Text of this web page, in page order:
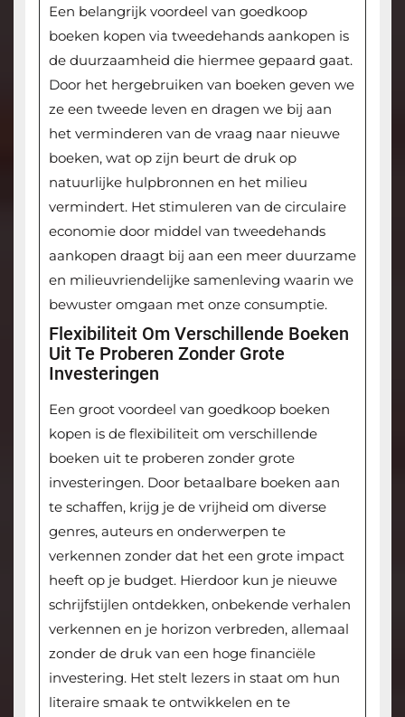
Een belangrijk voordeel van goedkoop
boeken kopen via tweedehands aankopen is
de duurzaamheid die hiermee gepaard gaat.
Door het hergebruiken van boeken geven we
ze een tweede leven en dragen we bij aan
het verminderen van de vraag naar nieuwe
boeken, wat op zijn beurt de druk op
natuurlijke hulpbronnen en het milieu
vermindert. Het stimuleren van de circulaire
economie door middel van tweedehands
aankopen draagt bij aan een meer duurzame
en milieuvriendelijke samenleving waarin we
bewuster omgaan met onze consumptie.
Flexibiliteit Om Verschillende Boeken
Uit Te Proberen Zonder Grote
Investeringen
Een groot voordeel van goedkoop boeken
kopen is de flexibiliteit om verschillende
boeken uit te proberen zonder grote
investeringen. Door betaalbare boeken aan
te schaffen, krijg je de vrijheid om diverse
genres, auteurs en onderwerpen te
verkennen zonder dat het een grote impact
heeft op je budget. Hierdoor kun je nieuwe
schrijfstijlen ontdekken, onbekende verhalen
verkennen en je horizon verbreden, allemaal
zonder de druk van een hoge financiële
investering. Het stelt lezers in staat om hun
literaire smaak te ontwikkelen en te